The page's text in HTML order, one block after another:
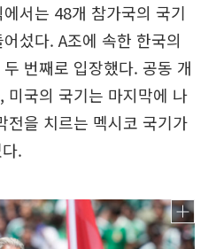
서는 48개 참가국의 국기
섰다. A조에 속한 한국의
번째로 입장했다. 공동 개
미국의 국기는 마지막에 나
전을 치르는 멕시코 국기가
.